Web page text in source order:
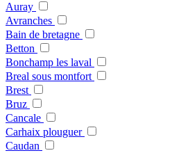
Auray
Avranches
Bain de bretagne
Betton
Bonchamp les laval
Breal sous montfort
Brest
Bruz
Cancale
Carhaix plouguer
Caudan